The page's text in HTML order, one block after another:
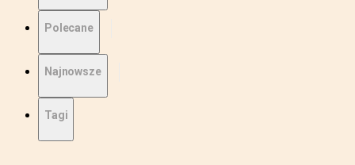
Polecane
Najnowsze
Tagi